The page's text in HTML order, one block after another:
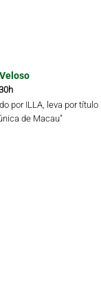
por ILLA, leva por título
de Macau"